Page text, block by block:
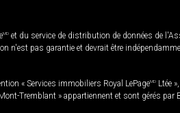
MD et du service de distribution de données de
pas garantie et devrait être
« Services immobiliers Royal LePageMD Ltée
Tremblant » appartiennent et sont gérés par